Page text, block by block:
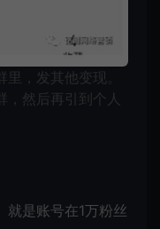
，发其他变现。
，然后再引到个人
就是账号在1万粉丝